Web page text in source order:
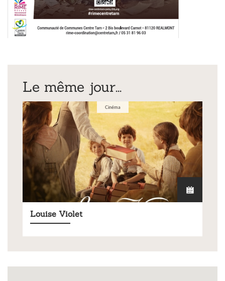
Le même jour...
Cinéma
Louise Violet